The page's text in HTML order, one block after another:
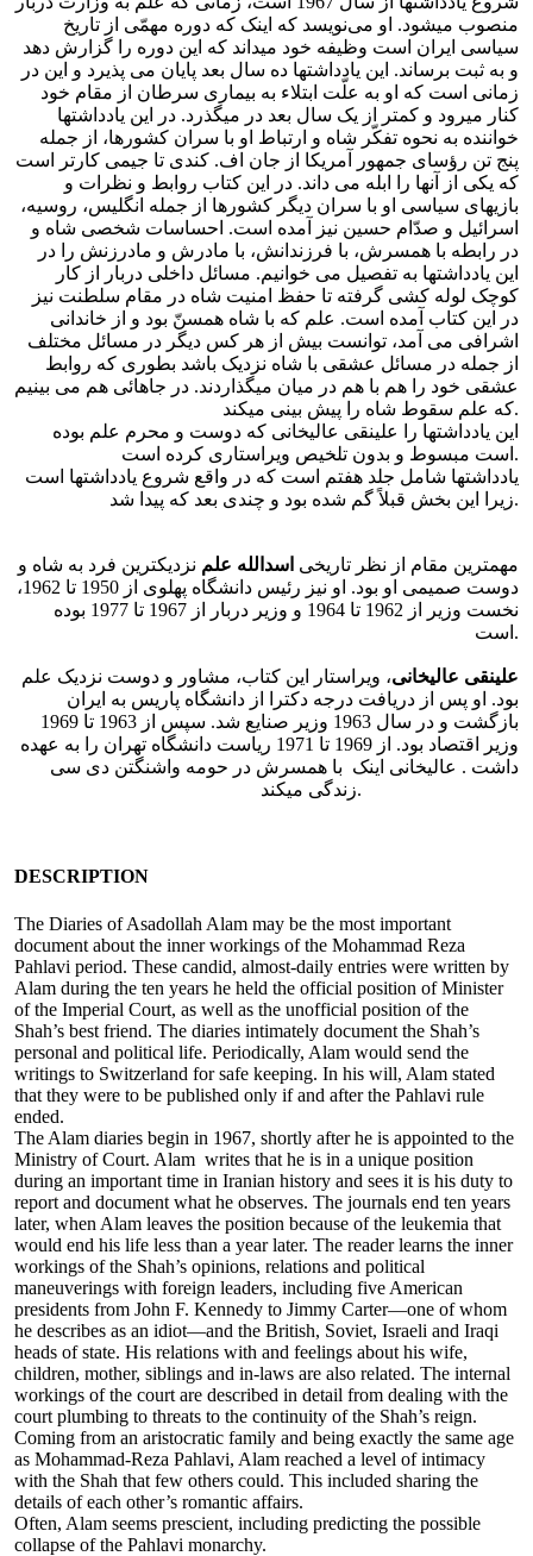
منصوب میشود. او می‌نویسد که اینک که دوره مهمّی از تاریخ
سیاسی ایران است وظیفه خود میداند که این دوره را گزارش دهد
و به ثبت برساند. این یادداشتها ده سال بعد پایان می پذیرد و این در
زمانی است که او به علّت ابتلاء به بیماری سرطان از مقام خود
کنار میرود و کمتر از یک سال بعد در میگذرد. در این یادداشتها
خواننده به نحوه تفکّر شاه و ارتباط او با سران کشورها، از جمله
پنج تن رؤسای جمهور آمریکا از جان اف. کندی تا جیمی کارتر است
که یکی از آنها را ابله می داند. در این کتاب روابط و نظرات و
بازیهای سیاسی او با سران دیگر کشورها از جمله انگلیس، روسیه،
اسرائیل و صدّام حسین نیز آمده است. احساسات شخصی شاه و
در رابطه با همسرش، با فرزندانش، با مادرش و مادرزنش را در
این یادداشتها به تفصیل می خوانیم. مسائل داخلی دربار از کار
کوچک لوله کشی گرفته تا حفظ امنیت شاه در مقام سلطنت نیز
در این کتاب آمده است. علم که با شاه همسنّ بود و از خاندانی
اشرافی می آمد، توانست بیش از هر کس دیگر در مسائل مختلف
از جمله در مسائل عشقی با شاه نزدیک باشد بطوری که روابط
عشقی خود را هم با هم در میان میگذاردند. در جاهائی هم می بینیم
که علم سقوط شاه را پیش بینی میکند.
این یادداشتها را علینقی عالیخانی که دوست و محرم علم بوده
است مبسوط و بدون تلخیص ویراستاری کرده است.
یادداشتها شامل جلد هفتم است که در واقع شروع یادداشتها است
زیرا این بخش قبلاً گم شده بود و چندی بعد که پیدا شد.
مهمترین مقام از نظر تاریخی اسدالله علم نزدیکترین فرد به شاه و
دوست صمیمی او بود. او نیز رئیس دانشگاه پهلوی از 1950 تا 1962،
نخست وزیر از 1962 تا 1964 و وزیر دربار از 1967 تا 1977 بوده
است.
علینقی عالیخانی، ویراستار این کتاب، مشاور و دوست نزدیک علم
بود. او پس از دریافت درجه دکترا از دانشگاه پاریس به ایران
وزیر اقتصاد بود. از 1969 تا 1971 ریاست دانشگاه تهران را به عهده
داشت . عالیخانی اینک با همسرش در حومه واشنگتن دی سی
زندگی میکند.
DESCRIPTION
The Diaries of Asadollah Alam may be the most important
document about the inner workings of the Mohammad Reza
Pahlavi period. These candid, almost-daily entries were written by
Alam during the ten years he held the official position of Minister
of the Imperial Court, as well as the unofficial position of the
Shah’s best friend. The diaries intimately document the Shah’s
personal and political life. Periodically, Alam would send the
writings to Switzerland for safe keeping. In his will, Alam stated
that they were to be published only if and after the Pahlavi rule
ended.
The Alam diaries begin in 1967, shortly after he is appointed to the
Ministry of Court. Alam writes that he is in a unique position
during an important time in Iranian history and sees it is his duty to
report and document what he observes. The journals end ten years
later, when Alam leaves the position because of the leukemia that
would end his life less than a year later. The reader learns the inner
workings of the Shah’s opinions, relations and political
maneuverings with foreign leaders, including five American
presidents from John F. Kennedy to Jimmy Carter—one of whom
he describes as an idiot—and the British, Soviet, Israeli and Iraqi
heads of state. His relations with and feelings about his wife,
children, mother, siblings and in-laws are also related. The internal
workings of the court are described in detail from dealing with the
court plumbing to threats to the continuity of the Shah’s reign.
Coming from an aristocratic family and being exactly the same age
as Mohammad-Reza Pahlavi, Alam reached a level of intimacy
with the Shah that few others could. This included sharing the
details of each other’s romantic affairs.
Often, Alam seems prescient, including predicting the possible
collapse of the Pahlavi monarchy.